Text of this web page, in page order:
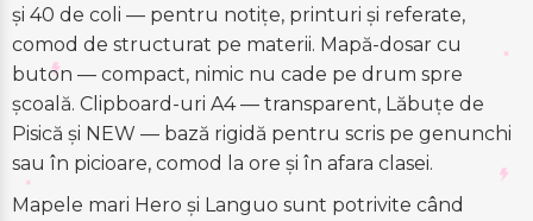
și 40 de coli — pentru notițe, printuri și referate,
comod de structurat pe materii. Mapă-dosar cu
buton — compact, nimic nu cade pe drum spre
școală. Clipboard-uri A4 — transparent, Lăbuțe de
Pisică și NEW — bază rigidă pentru scris pe genunchi
sau în picioare, comod la ore și în afara clasei.
Mapele mari Hero și Languo sunt potrivite când